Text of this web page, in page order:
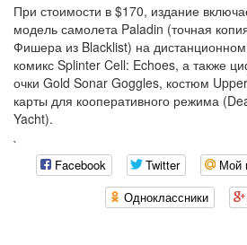
При стоимости в $170, издание
модель самолета Paladin (точная
Фишера из Blacklist) на
комикс Splinter Cell: Echoes, а также
очки Gold Sonar Goggles, костюм
карты для кооперативного режима
Yacht).
`
Facebook Twitter Мой
Одноклассники